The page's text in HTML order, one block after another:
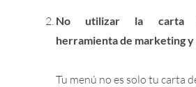
No utilizar la carta
herramienta de marketing y
Tu menú no es solo tu carta